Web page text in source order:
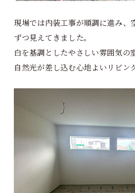
現場では内装工事が順調に進み、
ずつ見えてきました。
白を基調としたやさしい雰囲気の
自然光が差し込む心地よいリビン